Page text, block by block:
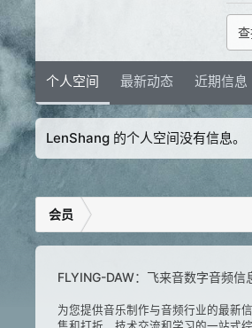
个人空间 最新动态 近期信息
LenShang 的个人空间没有信息。
会员
FLYING-DAW：飞来音数字音频信
为您提供音乐制作与音频行业的最新